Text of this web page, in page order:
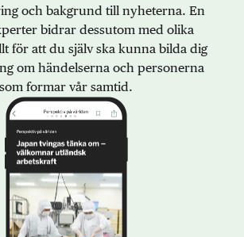
och bakgrund till nyheterna. En
bidrar dessutom med olika
för att du själv ska kunna bilda dig
om händelserna och personerna
som formar vår samtid.